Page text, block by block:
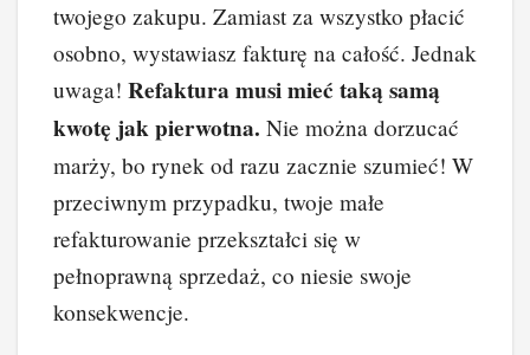
twojego zakupu. Zamiast za wszystko płacić
osobno, wystawiasz fakturę na całość. Jednak
uwaga! Refaktura musi mieć taką samą
kwotę jak pierwotna. Nie można dorzucać
marży, bo rynek od razu zacznie szumieć! W
przeciwnym przypadku, twoje małe
refakturowanie przekształci się w
pełnoprawną sprzedaż, co niesie swoje
konsekwencje.